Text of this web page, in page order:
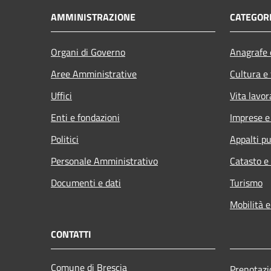
AMMINISTRAZIONE
Organi di Governo
Aree Amministrative
Uffici
Enti e fondazioni
Politici
Personale Amministrativo
Documenti e dati
Cultura
Vita
Imprese
Appalti
Catasto
Turismo
Mobilità
CONTATTI
Comune di Brescia